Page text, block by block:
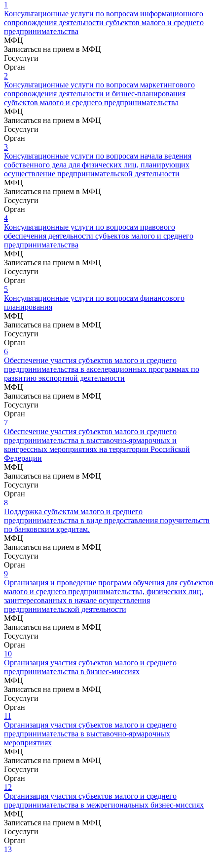
1
Консультационные услуги по вопросам информационного
сопровождения деятельности субъектов малого и среднего
предпринимательства
МФЦ
Записаться на прием в МФЦ
Госуслуги
Орган
2
Консультационные услуги по вопросам маркетингового
сопровождения деятельности и бизнес-планирования
субъектов малого и среднего предпринимательства
МФЦ
Записаться на прием в МФЦ
Госуслуги
Орган
3
Консультационные услуги по вопросам начала ведения
собственного дела для физических лиц, планирующих
осуществление предпринимательской деятельности
МФЦ
Записаться на прием в МФЦ
Госуслуги
Орган
4
Консультационные услуги по вопросам правового
обеспечения деятельности субъектов малого и среднего
предпринимательства
МФЦ
Записаться на прием в МФЦ
Госуслуги
Орган
5
Консультационные услуги по вопросам финансового
планирования
МФЦ
Записаться на прием в МФЦ
Госуслуги
Орган
6
Обеспечение участия субъектов малого и среднего
предпринимательства в акселерационных программах по
развитию экспортной деятельности
МФЦ
Записаться на прием в МФЦ
Госуслуги
Орган
7
Обеспечение участия субъектов малого и среднего
предпринимательства в выставочно-ярмарочных и
конгрессных мероприятиях на территории Российской
Федерации
МФЦ
Записаться на прием в МФЦ
Госуслуги
Орган
8
Поддержка субъектам малого и среднего
предпринимательства в виде предоставления поручительств
по банковским кредитам.
МФЦ
Записаться на прием в МФЦ
Госуслуги
Орган
9
Организация и проведение программ обучения для субъектов
малого и среднего предпринимательства, физических лиц,
заинтересованных в начале осуществления
предпринимательской деятельности
МФЦ
Записаться на прием в МФЦ
Госуслуги
Орган
10
Организация участия субъектов малого и среднего
предпринимательства в бизнес-миссиях
МФЦ
Записаться на прием в МФЦ
Госуслуги
Орган
11
Организация участия субъектов малого и среднего
предпринимательства в выставочно-ярмарочных
мероприятиях
МФЦ
Записаться на прием в МФЦ
Госуслуги
Орган
12
Организация участия субъектов малого и среднего
предпринимательства в межрегиональных бизнес-миссиях
МФЦ
Записаться на прием в МФЦ
Госуслуги
Орган
13